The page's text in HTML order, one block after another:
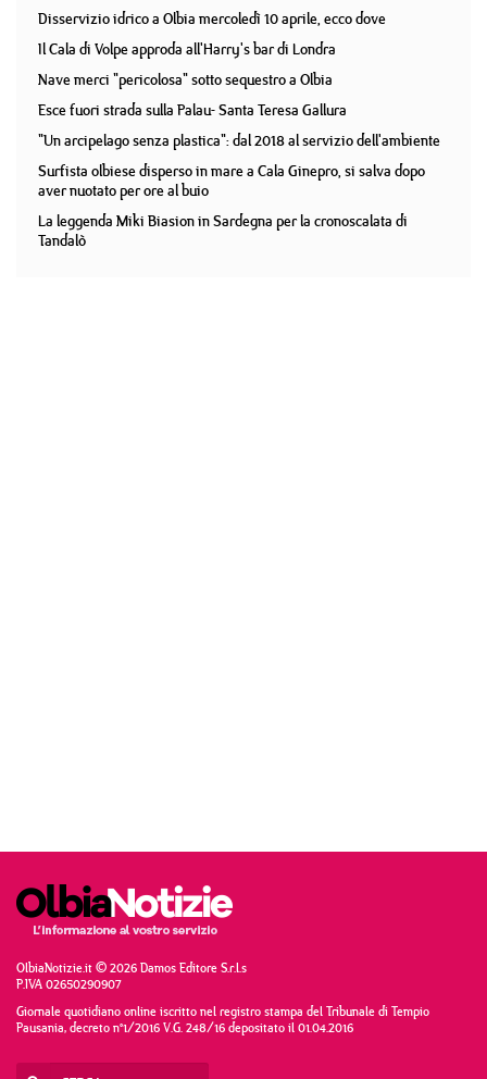
Disservizio idrico a Olbia mercoledì 10 aprile, ecco dove
Il Cala di Volpe approda all'Harry's bar di Londra
Nave merci "pericolosa" sotto sequestro a Olbia
Esce fuori strada sulla Palau- Santa Teresa Gallura
"Un arcipelago senza plastica": dal 2018 al servizio dell'ambiente
Surfista olbiese disperso in mare a Cala Ginepro, si salva dopo
aver nuotato per ore al buio
La leggenda Miki Biasion in Sardegna per la cronoscalata di
Tandalò
OlbiaNotizie.it © 2026 Damos Editore S.r.l.s
P.IVA 02650290907
Giornale quotidiano online iscritto nel registro stampa del Tribunale di Tempio
Pausania, decreto n°1/2016 V.G. 248/16 depositato il 01.04.2016